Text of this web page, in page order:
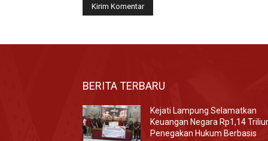
BERITA TERBARU
Kejati Lampung Selamatkan
Keuangan Negara Rp1,14
Penegakan Hukum Berbasis